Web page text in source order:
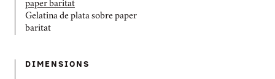
paper baritat
Gelatina de plata sobre paper
baritat
DIMENSIONS